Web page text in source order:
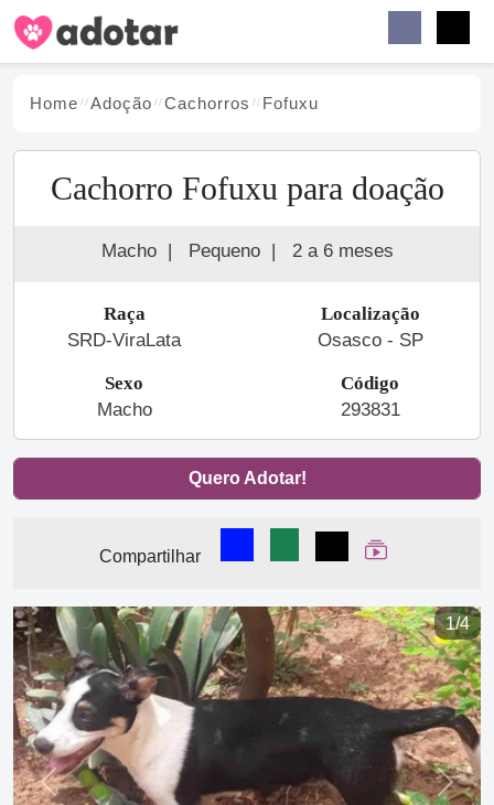
Home Adoção Cachorros Fofuxu
Cachorro Fofuxu para doação
Macho | Pequeno | 2 a 6 meses
Raça
SRD-ViraLata
Localização
Osasco - SP
Sexo
Macho
Código
293831
Quero Adotar!
Compartilhar
Compartilhar no Facebook
Compartilhar no
Compartilhar
Ver Web Story
1/4
Previous Next